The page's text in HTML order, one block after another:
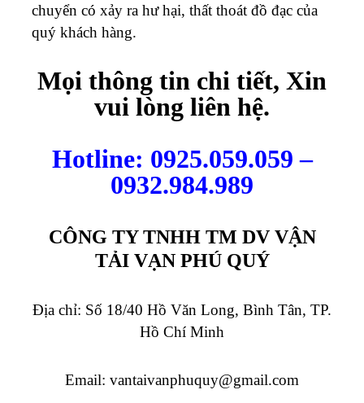
chuyển có xảy ra hư hại, thất thoát đồ đạc của
quý khách hàng.
Mọi thông tin chi tiết, Xin
vui lòng liên hệ.
Hotline: 0925.059.059 –
0932.984.989
CÔNG TY TNHH TM DV VẬN
TẢI VẠN PHÚ QUÝ
Địa chỉ: Số 18/40 Hồ Văn Long, Bình Tân, TP.
Hồ Chí Minh
Email: vantaivanphuquy@gmail.com